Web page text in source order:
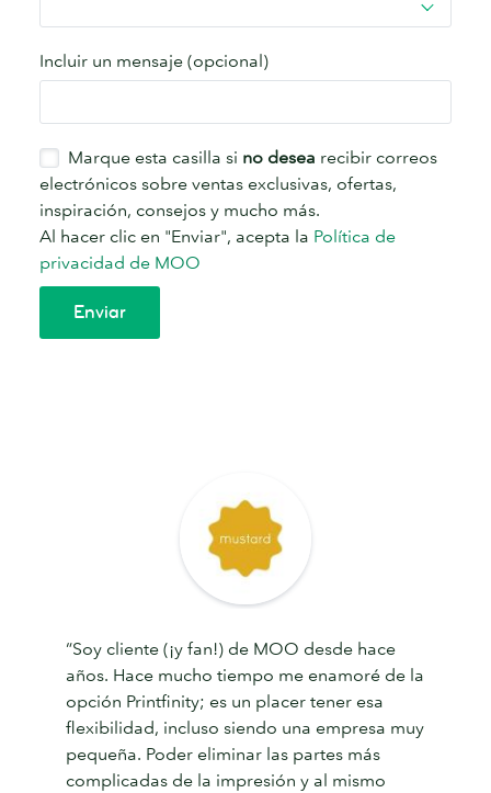
“Soy cliente (¡y fan!) de MOO desde hace
años. Hace mucho tiempo me enamoré de la
opción Printfinity; es un placer tener esa
flexibilidad, incluso siendo una empresa muy
pequeña. Poder eliminar las partes más
complicadas de la impresión y al mismo